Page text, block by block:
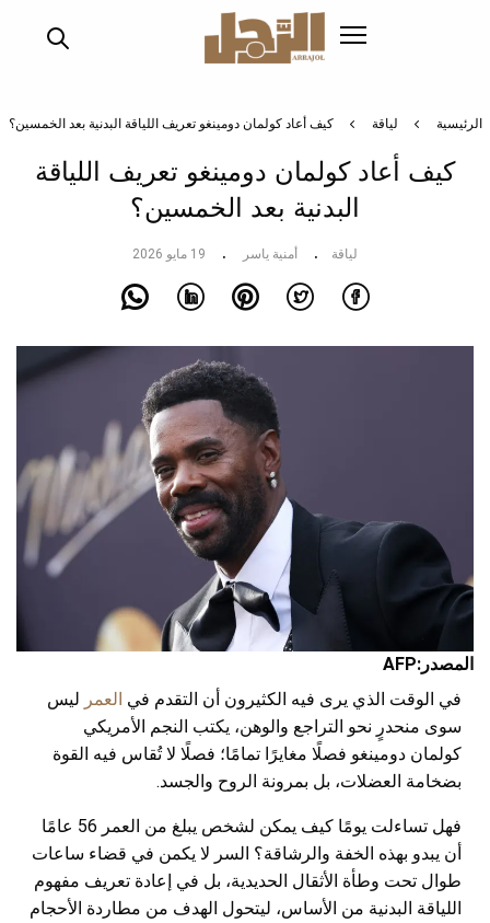
الرئيسية لياقة كيف أعاد كولمان دومينغو تعريف اللياقة البدنية بعد الخمسين؟
كيف أعاد كولمان دومينغو تعريف اللياقة
البدنية بعد الخمسين؟
لياقة أمنية ياسر 19 مايو 2026
المصدر:AFP
في الوقت الذي يرى فيه الكثيرون أن التقدم في العمر ليس
سوى منحدرٍ نحو التراجع والوهن، يكتب النجم الأمريكي
كولمان دومينغو فصلًا مغايرًا تمامًا؛ فصلًا لا تُقاس فيه القوة
بضخامة العضلات، بل بمرونة الروح والجسد.
فهل تساءلت يومًا كيف يمكن لشخص يبلغ من العمر 56 عامًا
أن يبدو بهذه الخفة والرشاقة؟ السر لا يكمن في قضاء ساعات
طوال تحت وطأة الأثقال الحديدية، بل في إعادة تعريف مفهوم
اللياقة البدنية من الأساس، ليتحول الهدف من مطاردة الأحجام